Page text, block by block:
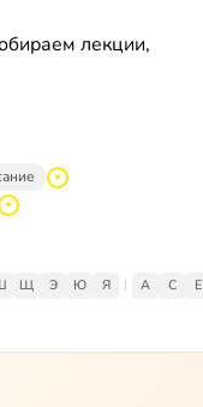
лекции,
Щ Э Ю Я | A C
E